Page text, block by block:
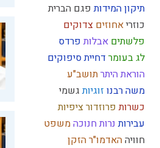
תיקון המידותפגם הברית
כוזריאחוזים צדוקים
פלשתים אבלות פרדס
לג בעומר דחיית סיפוקים
הוראת היתרתושב"ע
משה רבנו זוגיותגשמי
כשרותפרוזדורציפיות
עבירותנרות חנוכהמשפט
חוויההאדמו"ר הזקן